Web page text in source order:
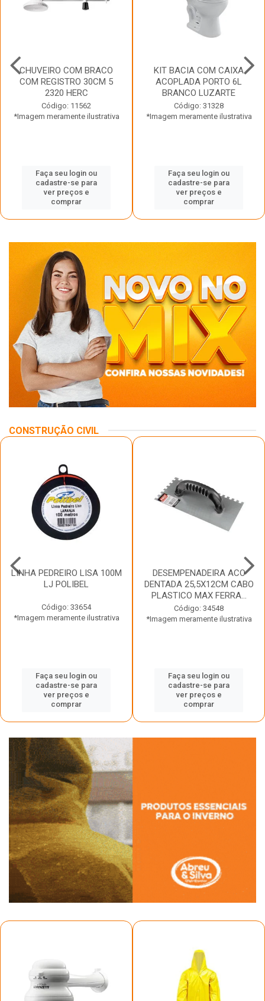
CHUVEIRO COM BRACO
COM REGISTRO 30CM 5
2320 HERC
Código: 11562
*Imagem meramente ilustrativa
Faça seu login ou
cadastre-se para
ver preços e
comprar
KIT BACIA COM CAIXA
ACOPLADA PORTO 6L
BRANCO LUZARTE
Código: 31328
*Imagem meramente ilustrativa
Faça seu login ou
cadastre-se para
ver preços e
comprar
CONSTRUÇÃO CIVIL
LINHA PEDREIRO LISA 100M
LJ POLIBEL
Código: 33654
*Imagem meramente ilustrativa
Faça seu login ou
cadastre-se para
ver preços e
comprar
DESEMPENADEIRA ACO
DENTADA 25,5X12CM CABO
PLASTICO MAX FERRA...
Código: 34548
*Imagem meramente ilustrativa
Faça seu login ou
cadastre-se para
ver preços e
comprar